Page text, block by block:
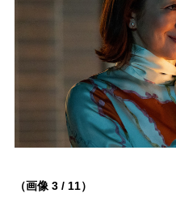
（画像 3 / 11）